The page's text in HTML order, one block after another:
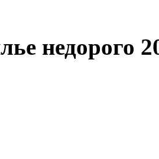
недорого